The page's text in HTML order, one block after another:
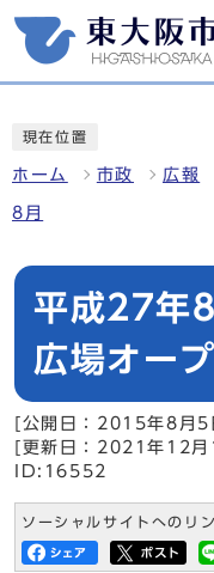
現在位置
ホーム 市政 広報
8月
平成27年
広場オー
[公開日：2015年8月5
[更新日：2021年12月
ID:16552
ソーシャルサイトへのリ